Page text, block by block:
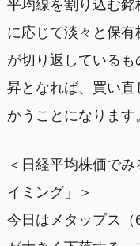
平均線を割り込む
に応じて淡々と保
が切り返している
昇となれば、買い直
かうことになります
＜日経平均株価で
イミング」＞
今日はメタップス